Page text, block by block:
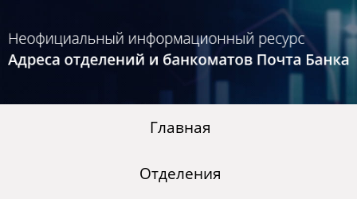
Главная
Отделения